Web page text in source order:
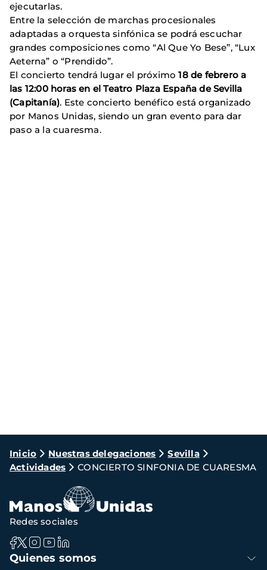
ejecutarlas.
Entre la selección de marchas procesionales
adaptadas a orquesta sinfónica se podrá escuchar
grandes composiciones como “Al Que Yo Bese”, “Lux
Aeterna” o “Prendido”.
El concierto tendrá lugar el próximo18 de febrero a
las 12:00 horas en el Teatro Plaza España de Sevilla
(Capitanía). Este concierto benéfico está organizado
por Manos Unidas, siendo un gran evento para dar
paso a la cuaresma.
Ruta
de
navegación
Inicio Nuestras delegaciones
Sevilla
Actividades
CONCIERTO SINFONIA DE CUARESMA
Navegación
principal
Quienes somos
Redes sociales